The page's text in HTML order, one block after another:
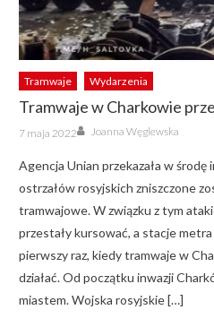
Tramwaje Wydarzenia
Tramwaje w Charkowie
Posted
on
7 maja 2022 Author
Joanna Węglewska
Agencja Unian przekazała w środę
ostrzałów rosyjskich zniszczone
tramwajowe. W związku z tym
przestały kursować, a stacje
pierwszy raz, kiedy tramwaje w
działać. Od początku inwazji
miastem. Wojska rosyjskie […]